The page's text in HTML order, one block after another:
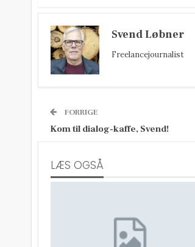
Svend Løbner
Freelancejournalist
FORRIGE
Kom til dialog-kaffe, Svend!
LÆS OGSÅ